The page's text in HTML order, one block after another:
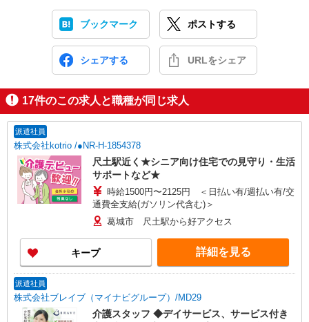
ブックマーク ポストする
シェアする URLをシェア
17件のこの求人と職種が同じ求人
派遣社員
株式会社kotrio /●NR-H-1854378
尺土駅近く★シニア向け住宅での見守り・生活
サポートなど★
時給1500円〜2125円 ＜日払い有/週払い有/交
通費全支給(ガソリン代含む)＞
葛城市 尺土駅から好アクセス
キープ 詳細を見る
派遣社員
株式会社ブレイブ（マイナビグループ）/MD29
介護スタッフ ◆デイサービス、サービス付き